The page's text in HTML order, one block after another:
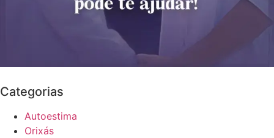
Categorias
Autoestima
Orixás